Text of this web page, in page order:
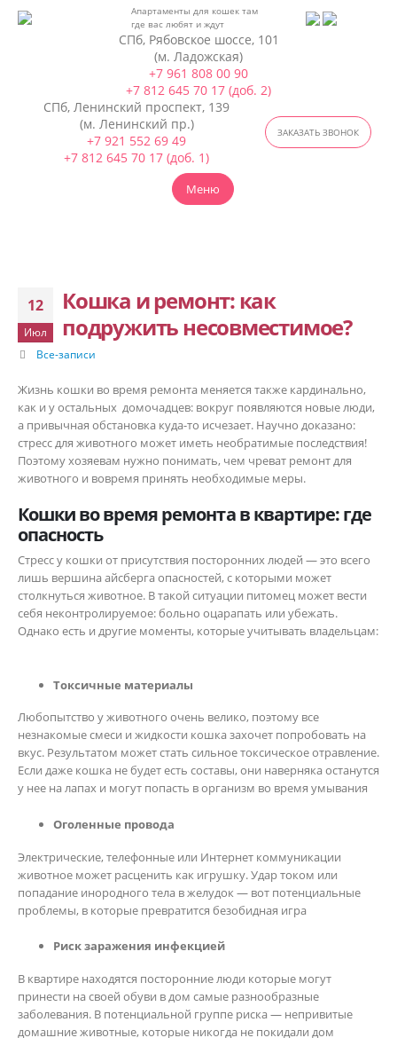
Апартаменты для кошек там
где вас любят и ждут
СПб, Рябовское шоссе, 101
(м. Ладожская)
+7 961 808 00 90
+7 812 645 70 17 (доб. 2)
СПб, Ленинский проспект, 139
(м. Ленинский пр.)
+7 921 552 69 49
+7 812 645 70 17 (доб. 1)
ЗАКАЗАТЬ ЗВОНОК
Меню
12
Июл
Кошка и ремонт: как
подружить несовместимое?
Все-записи
Жизнь кошки во время ремонта меняется также кардинально,
как и у остальных домочадцев: вокруг появляются новые люди,
а привычная обстановка куда-то исчезает. Научно доказано:
стресс для животного может иметь необратимые последствия!
Поэтому хозяевам нужно понимать, чем чреват ремонт для
животного и вовремя принять необходимые меры.
Кошки во время ремонта в квартире: где
опасность
Стресс у кошки от присутствия посторонних людей — это всего
лишь вершина айсберга опасностей, с которыми может
столкнуться животное. В такой ситуации питомец может вести
себя неконтролируемое: больно оцарапать или убежать.
Однако есть и другие моменты, которые учитывать владельцам:
Токсичные материалы
Любопытство у животного очень велико, поэтому все
незнакомые смеси и жидкости кошка захочет попробовать на
вкус. Результатом может стать сильное токсическое отравление.
Если даже кошка не будет есть составы, они наверняка останутся
у нее на лапах и могут попасть в организм во время умывания
Оголенные провода
Электрические, телефонные или Интернет коммуникации
животное может расценить как игрушку. Удар током или
попадание инородного тела в желудок — вот потенциальные
проблемы, в которые превратится безобидная игра
Риск заражения инфекцией
В квартире находятся посторонние люди которые могут
принести на своей обуви в дом самые разнообразные
заболевания. В потенциальной группе риска — непривитые
домашние животные, которые никогда не покидали дом